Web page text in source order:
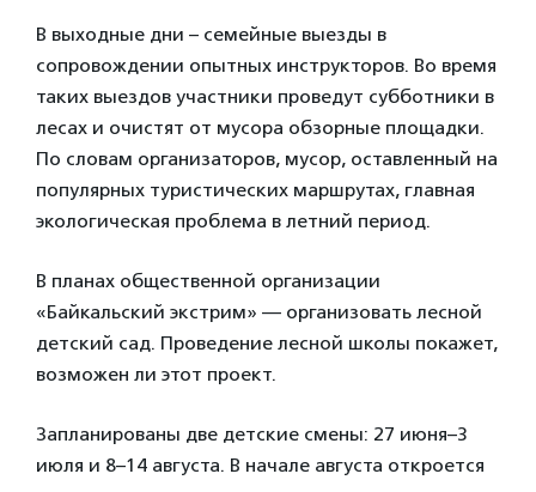
В выходные дни – семейные выезды в
сопровождении опытных инструкторов. Во время
таких выездов участники проведут субботники в
лесах и очистят от мусора обзорные площадки.
По словам организаторов, мусор, оставленный на
популярных туристических маршрутах, главная
экологическая проблема в летний период.
В планах общественной организации
«Байкальский экстрим» — организовать лесной
детский сад. Проведение лесной школы покажет,
возможен ли этот проект.
Запланированы две детские смены: 27 июня–3
июля и 8–14 августа. В начале августа откроется